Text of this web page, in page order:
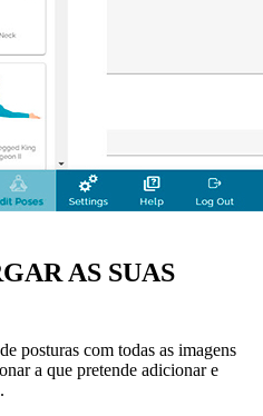
AS SUAS
posturas com todas as imagens
a que pretende adicionar e